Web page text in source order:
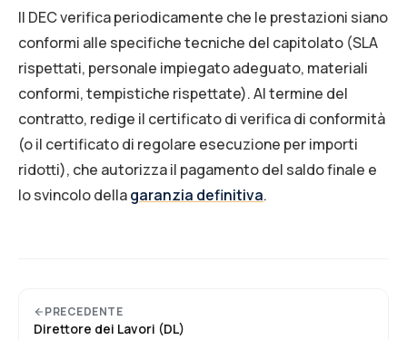
Il DEC verifica periodicamente che le prestazioni siano
conformi alle specifiche tecniche del capitolato (SLA
rispettati, personale impiegato adeguato, materiali
conformi, tempistiche rispettate). Al termine del
contratto, redige il certificato di verifica di conformità
(o il certificato di regolare esecuzione per importi
ridotti), che autorizza il pagamento del saldo finale e
lo svincolo dellagaranzia definitiva.
PRECEDENTE
Direttore dei Lavori (DL)